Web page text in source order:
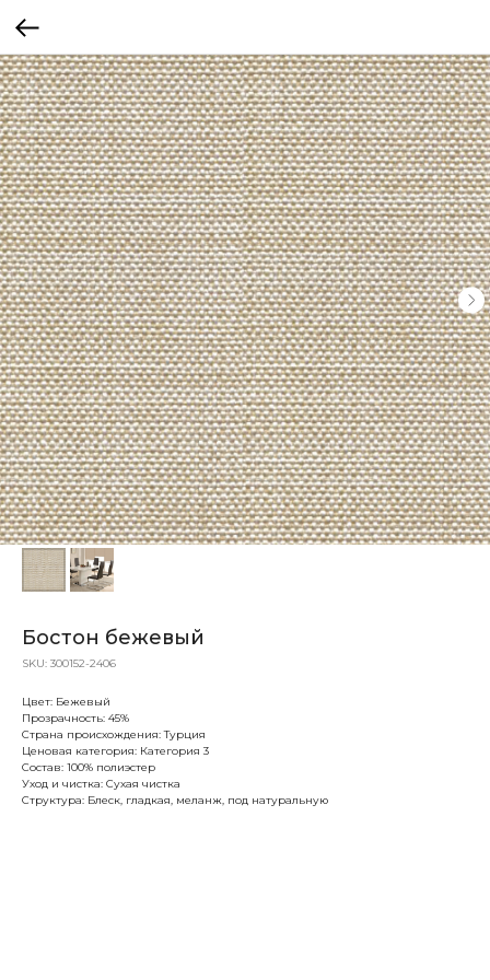
Бостон бежевый
SKU: 300152-2406
Цвет: Бежевый
Прозрачность: 45%
Страна происхождения: Турция
Ценовая категория: Категория 3
Состав: 100% полиэстер
Уход и чистка: Сухая чистка
Структура: Блеск, гладкая, меланж, под натуральную